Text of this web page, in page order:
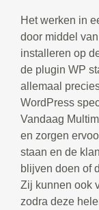
Het werken in
door middel
installeren op
de plugin WP
allemaal
WordPress
Vandaag
en zorgen
staan en de
blijven doen of
Zij kunnen ook
zodra deze